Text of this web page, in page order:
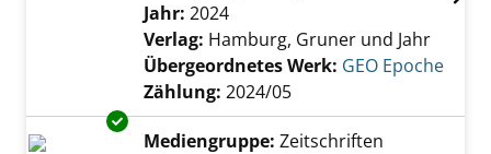
Suche nach diesem Verfasser
Jahr: 2024
Verlag: Hamburg, Gruner und Jahr
Übergeordnetes Werk: GEO Epoche
Zählung: 2024/05
Exemplar-Details von Geolino; 2024/08
Mediengruppe: Zeitschriften